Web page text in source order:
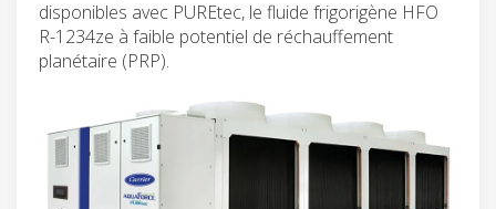
disponibles avec PUREtec, le fluide frigorigène HFO
R-1234ze à faible potentiel de réchauffement
planétaire (PRP).